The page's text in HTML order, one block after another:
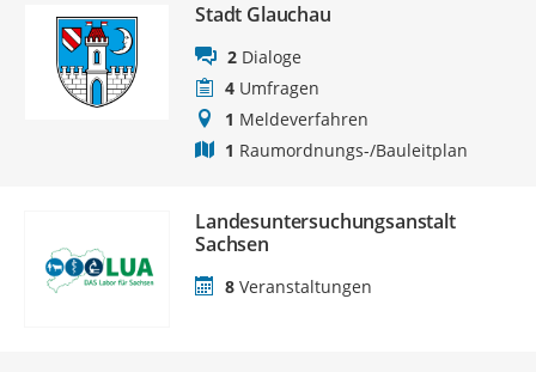
Stadt Glauchau
2 Dialoge
4 Umfragen
1 Meldeverfahren
1 Raumordnungs-/Bauleitplan
Landesuntersuchungsanstalt
Sachsen
8 Veranstaltungen